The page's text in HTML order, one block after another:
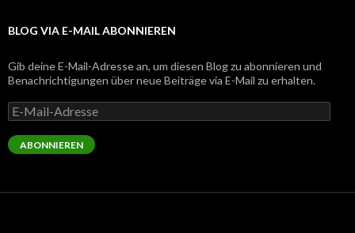
BLOG VIA E-MAIL ABONNIEREN
Gib deine E-Mail-Adresse an, um diesen Blog zu abonnieren und
Benachrichtigungen über neue Beiträge via E-Mail zu erhalten.
E-
Mail-
Adresse
ABONNIEREN